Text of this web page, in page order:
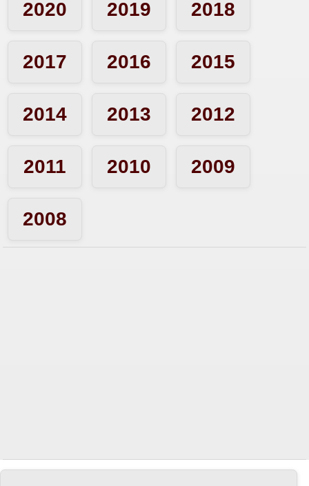
07-12-10
06-12-10
03-12-10
02-12-10
01-12-10
2020 2019 2018
2017 2016 2015
2014 2013 2012
2011 2010 2009
2008